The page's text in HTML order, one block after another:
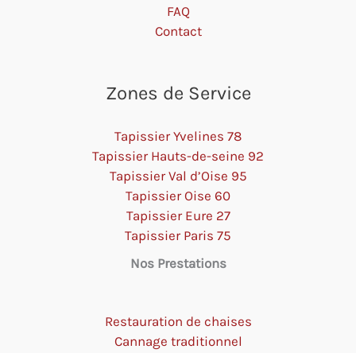
FAQ
Contact
Zones de Service
Tapissier Yvelines 78
Tapissier Hauts-de-seine 92
Tapissier Val d’Oise 95
Tapissier Oise 60
Tapissier Eure 27
Tapissier Paris 75
Nos Prestations
Restauration de chaises
Cannage traditionnel